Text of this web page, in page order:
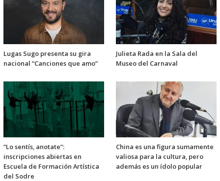
Lugas Sugo presenta su gira
nacional “Canciones que amo”
Julieta Rada en la Sala del
Museo del Carnaval
“Lo sentís, anotate”:
inscripciones abiertas en
Escuela de Formación Artística
del Sodre
China es una figura sumamente
valiosa para la cultura, pero
además es un ídolo popular